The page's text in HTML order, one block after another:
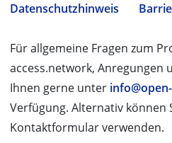
Datenschutzhinweis
Für allgemeine Fragen zum
access.network, Anregungen
Ihnen gerne unter
Verfügung. Alternativ können
Kontaktformular verwenden.